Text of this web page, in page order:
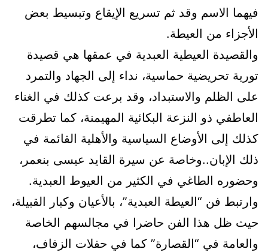
فيهما الاسم وقد ثم تسريع الإيقاع وتبسيط بعض
الأجزاء من العيطة.
والقصيدة العيطية العبدية في عمقها هي قصيدة
تورية تحريضية حماسية، نداء إلى الجهاد والتمرد
على الظلم والاستبداد، وقد برعت كذلك في الغناء
العاطفي ذو النزعة البكائية المهيمنة، كما تطرقت
كذلك إلى الأوضاع السياسية والأهلية القائمة في
ذلك الإبان..وخاصة عن سيرة القايد عيسى بنعمر،
وحضوره الطاغي في الكثير من العيوط العبدية.
وارتبط فن “العيطة العبدية”، بالأعيان وكبار القبيلة،
حيث ظل هذا الفن حاضرا في مجالسهم الخاصة
والعامة في “القصارة” كما في حفلات الزفاف،